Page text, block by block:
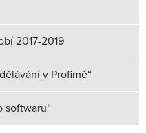
2017-2019
v Profimě“
softwaru“